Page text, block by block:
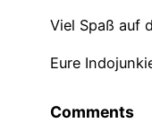
Viel Spaß auf
Eure
Comments